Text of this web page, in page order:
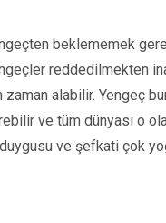
beklememek
reddedilmekten
alabilir. Yengeç
ve tüm dünyası o
ve şefkati çok